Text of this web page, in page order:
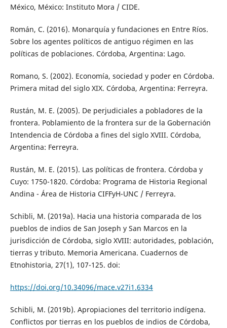
México, México: Instituto Mora / CIDE.
Román, C. (2016). Monarquía y fundaciones en Entre Ríos.
Sobre los agentes políticos de antiguo régimen en las
políticas de poblaciones. Córdoba, Argentina: Lago.
Romano, S. (2002). Economía, sociedad y poder en Córdoba.
Primera mitad del siglo XIX. Córdoba, Argentina: Ferreyra.
Rustán, M. E. (2005). De perjudiciales a pobladores de la
frontera. Poblamiento de la frontera sur de la Gobernación
Intendencia de Córdoba a fines del siglo XVIII. Córdoba,
Argentina: Ferreyra.
Rustán, M. E. (2015). Las políticas de frontera. Córdoba y
Cuyo: 1750-1820. Córdoba: Programa de Historia Regional
Andina - Área de Historia CIFFyH-UNC / Ferreyra.
Schibli, M. (2019a). Hacia una historia comparada de los
pueblos de indios de San Joseph y San Marcos en la
jurisdicción de Córdoba, siglo XVIII: autoridades, población,
tierras y tributo. Memoria Americana. Cuadernos de
Etnohistoria, 27(1), 107-125. doi:
https://doi.org/10.34096/mace.v27i1.6334
Schibli, M. (2019b). Apropiaciones del territorio indígena.
Conflictos por tierras en los pueblos de indios de Córdoba,